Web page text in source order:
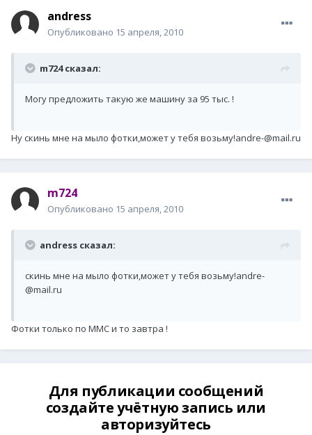
andress
Опубликовано 15 апреля, 2010
m724 сказал:
Могу предложить такую же машину за 95 тыс. !
Ну скинь мне на мыло фотки,может у тебя возьму!andre-@mail.ru
m724
Опубликовано 15 апреля, 2010
andress сказал:
скинь мне на мыло фотки,может у тебя возьму!andre-
@mail.ru
Фотки только по ММС и то завтра !
Для публикации сообщений
создайте учётную запись или
авторизуйтесь